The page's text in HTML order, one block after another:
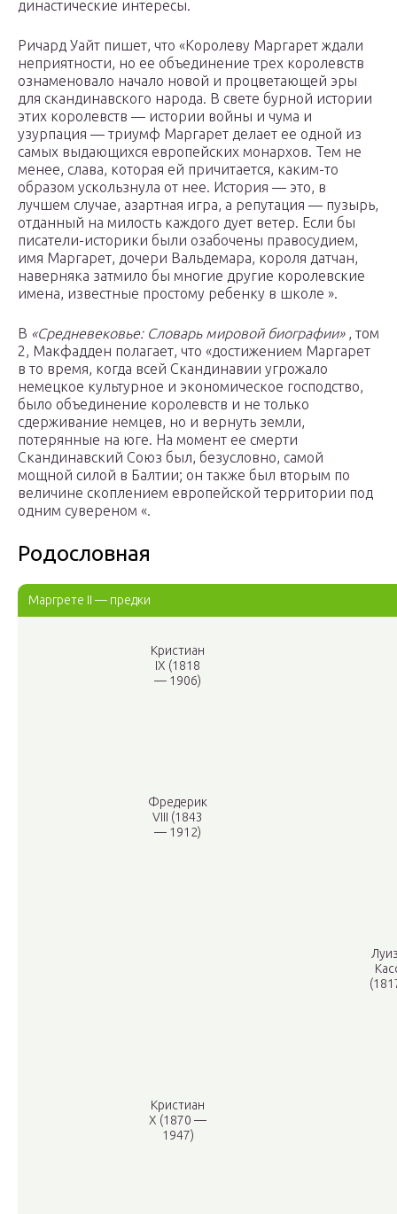
династические интересы.
Ричард Уайт пишет, что «Королеву Маргарет ждали
неприятности, но ее объединение трех королевств
ознаменовало начало новой и процветающей эры
для скандинавского народа. В свете бурной истории
этих королевств — истории войны и чума и
узурпация — триумф Маргарет делает ее одной из
самых выдающихся европейских монархов. Тем не
менее, слава, которая ей причитается, каким-то
образом ускользнула от нее. История — это, в
лучшем случае, азартная игра, а репутация — пузырь,
отданный на милость каждого дует ветер. Если бы
писатели-историки были озабочены правосудием,
имя Маргарет, дочери Вальдемара, короля датчан,
наверняка затмило бы многие другие королевские
имена, известные простому ребенку в школе ».
В «Средневековье: Словарь мировой биографии», том
2, Макфадден полагает, что «достижением Маргарет
в то время, когда всей Скандинавии угрожало
немецкое культурное и экономическое господство,
было объединение королевств и не только
сдерживание немцев, но и вернуть земли,
потерянные на юге. На момент ее смерти
Скандинавский Союз был, безусловно, самой
мощной силой в Балтии; он также был вторым по
величине скоплением европейской территории под
одним сувереном «.
Родословная
Маргрете II — предки
Кристиан
IX (1818
— 1906)
Фредерик
VIII (1843
— 1912)
Кристиан
X (1870 —
1947)